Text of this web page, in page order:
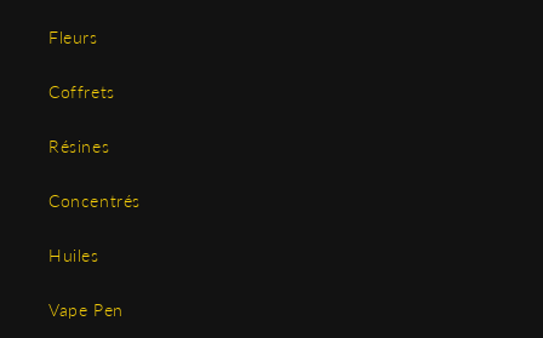
Fleurs
Coffrets
Résines
Concentrés
Huiles
Vape Pen